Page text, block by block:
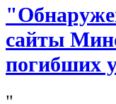
сайты
погибших